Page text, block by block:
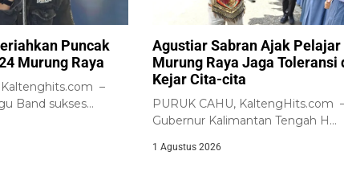
Puncak
Murung Raya
Kaltenghits.com –
Band sukses
Agustiar Sabran Ajak Pelajar
Murung Raya Jaga Toleransi
Kejar Cita-cita
PURUK CAHU, KaltengHits.com
Gubernur Kalimantan Tengah H
1 Agustus 2026